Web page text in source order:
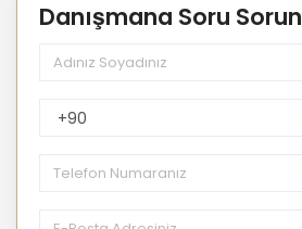
Danışmana Soru Sorun
PhoneNumberCountryPhoneCode